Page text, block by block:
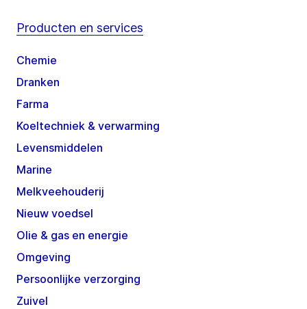
Producten en services
Chemie
Dranken
Farma
Koeltechniek & verwarming
Levensmiddelen
Marine
Melkveehouderij
Nieuw voedsel
Olie & gas en energie
Omgeving
Persoonlijke verzorging
Zuivel